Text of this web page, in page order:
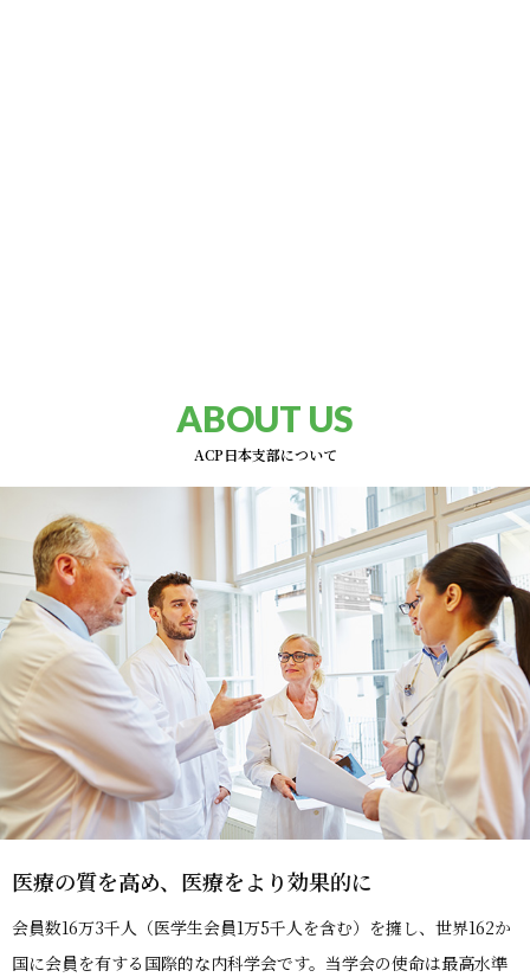
ABOUT US
ACP日本支部について
医療の質を高め、医療をより効果的に
会員数16万3千人（医学生会員1万5千人を含む）を擁し、世界162か
国に会員を有する国際的な内科学会です。当学会の使命は最高水準